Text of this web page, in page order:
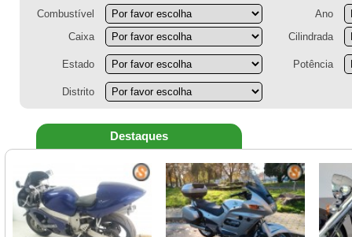
Combustível
Ano
Caixa
Cilindrada
Estado Potência
Distrito
Destaques